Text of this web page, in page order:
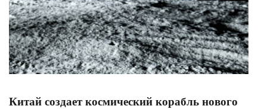
Китай создает космический корабль нового